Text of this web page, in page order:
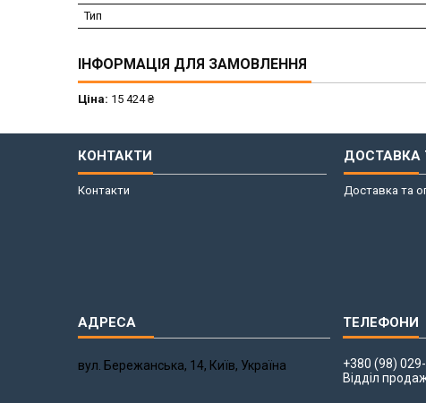
Тип
ІНФОРМАЦІЯ ДЛЯ ЗАМОВЛЕННЯ
Ціна: 15 424 ₴
КОНТАКТИ
Контакти
ДОСТАВКА
Доставка та
вул. Бережанська, 14, Київ, Україна
+380 (98)
Відділ